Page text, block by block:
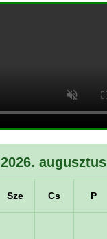
2026. augusztus
Sze Cs P